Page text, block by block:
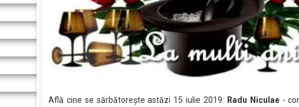
Află cine se sărbătoreşte astăzi 15 iulie 2019: Radu Niculae-